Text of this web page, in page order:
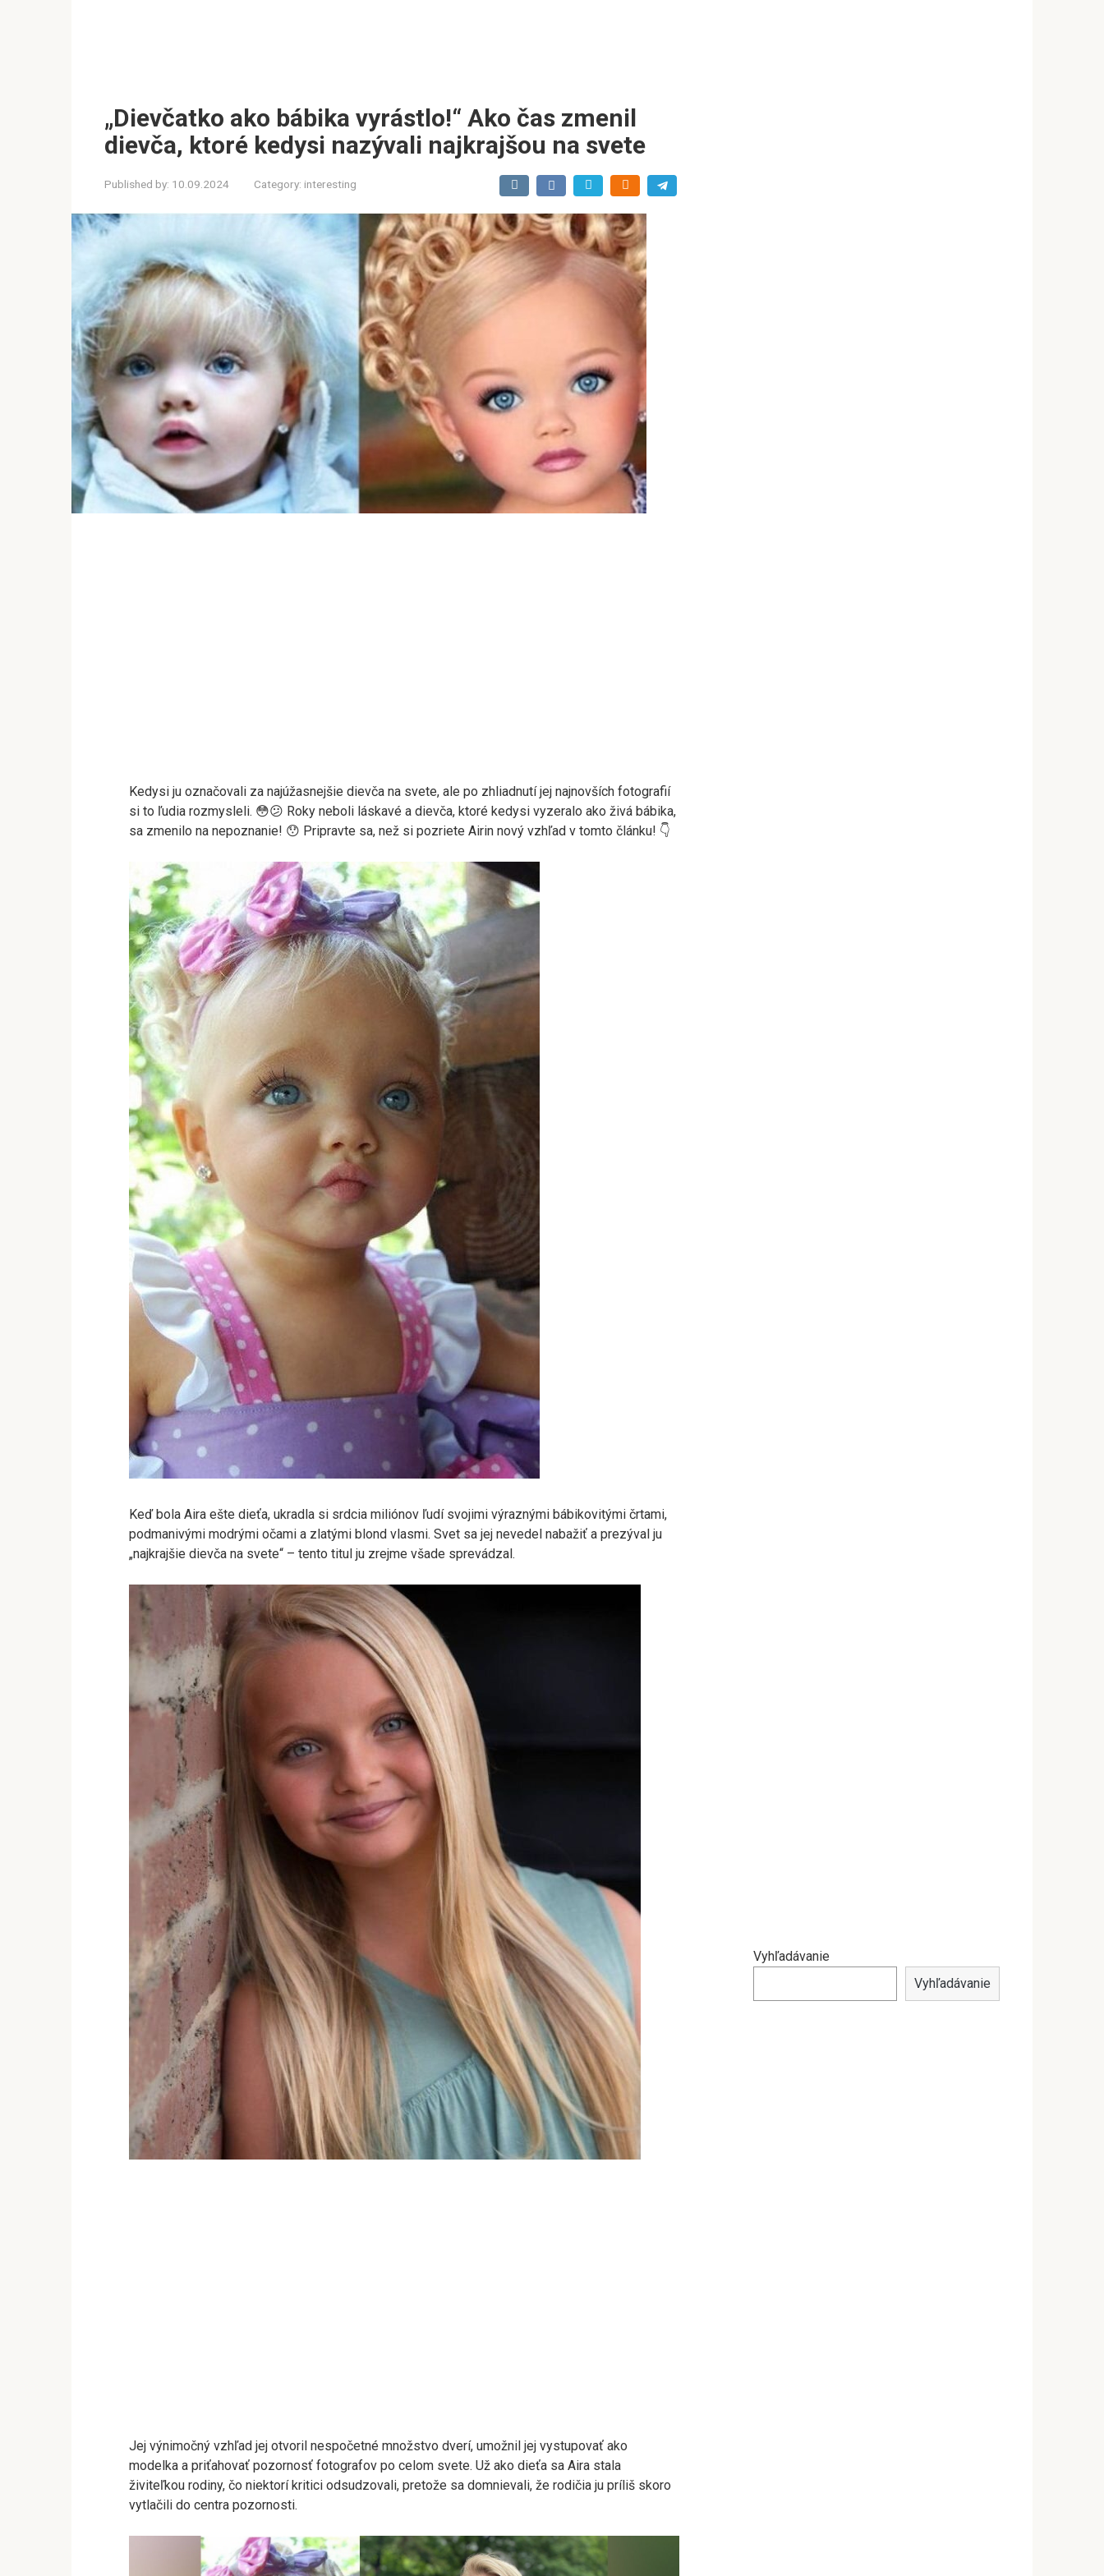
„Dievčatko ako bábika vyrástlo!“ Ako čas zmenil
dievča, ktoré kedysi nazývali najkrajšou na svete
Published by: 10.09.2024 Category: interesting
Kedysi ju označovali za najúžasnejšie dievča na svete, ale po zhliadnutí jej najnovších fotografií
si to ľudia rozmysleli. 😳😕 Roky neboli láskavé a dievča, ktoré kedysi vyzeralo ako živá bábika,
sa zmenilo na nepoznanie! 😯 Pripravte sa, než si pozriete Airin nový vzhľad v tomto článku! 👇
Keď bola Aira ešte dieťa, ukradla si srdcia miliónov ľudí svojimi výraznými bábikovitými črtami,
podmanivými modrými očami a zlatými blond vlasmi. Svet sa jej nevedel nabažiť a prezýval ju
„najkrajšie dievča na svete“ – tento titul ju zrejme všade sprevádzal.
Jej výnimočný vzhľad jej otvoril nespočetné množstvo dverí, umožnil jej vystupovať ako
modelka a priťahovať pozornosť fotografov po celom svete. Už ako dieťa sa Aira stala
živiteľkou rodiny, čo niektorí kritici odsudzovali, pretože sa domnievali, že rodičia ju príliš skoro
vytlačili do centra pozornosti.
Vyhľadávanie
Vyhľadávanie